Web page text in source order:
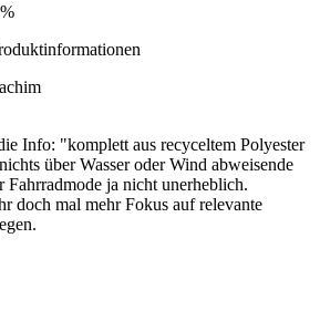
Info: "komplett aus recyceltem Polyester
über Wasser oder Wind abweisende
Fahrradmode ja nicht unerheblich.
doch mal mehr Fokus auf relevante